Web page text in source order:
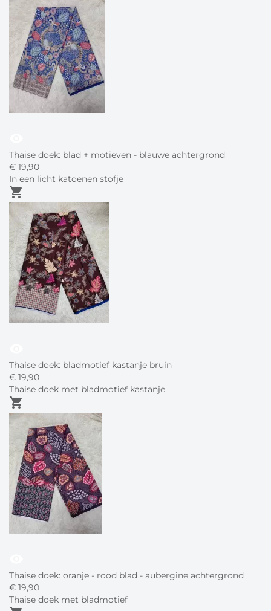
Thaise doek: blad + motieven - blauwe achtergrond
€ 19,90
In een licht katoenen stofje
shopping_cart
Thaise doek: bladmotief kastanje bruin
€ 19,90
Thaise doek met bladmotief kastanje
shopping_cart
Thaise doek: oranje - rood blad - aubergine achtergrond
€ 19,90
Thaise doek met bladmotief